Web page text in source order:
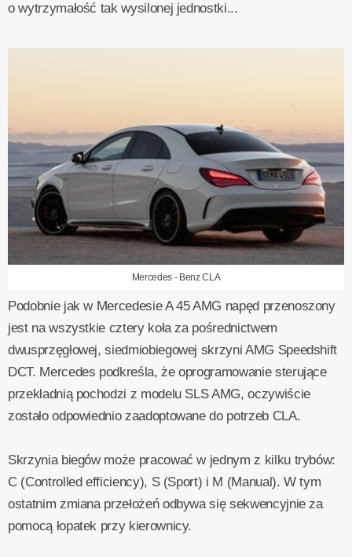
o wytrzymałość tak wysilonej jednostki...
Mercedes - Benz CLA
Podobnie jak w Mercedesie A 45 AMG napęd przenoszony
jest na wszystkie cztery koła za pośrednictwem
dwusprzęgłowej, siedmiobiegowej skrzyni AMG Speedshift
DCT. Mercedes podkreśla, że oprogramowanie sterujące
przekładnią pochodzi z modelu SLS AMG, oczywiście
zostało odpowiednio zaadoptowane do potrzeb CLA.
Skrzynia biegów może pracować w jednym z kilku trybów:
C (Controlled efficiency), S (Sport) i M (Manual). W tym
ostatnim zmiana przełożeń odbywa się sekwencyjnie za
pomocą łopatek przy kierownicy.